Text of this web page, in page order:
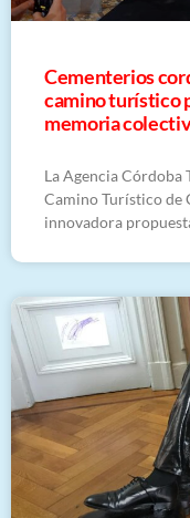
Cementerios
camino turístico
memoria
La Agencia
Camino Turístico de
innovadora